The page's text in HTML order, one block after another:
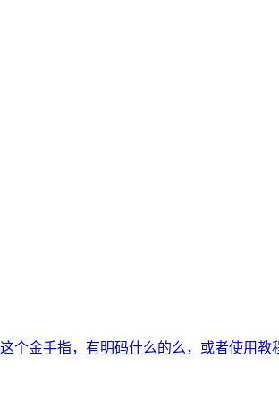
个金手指，有明码什么的么，或者使用教